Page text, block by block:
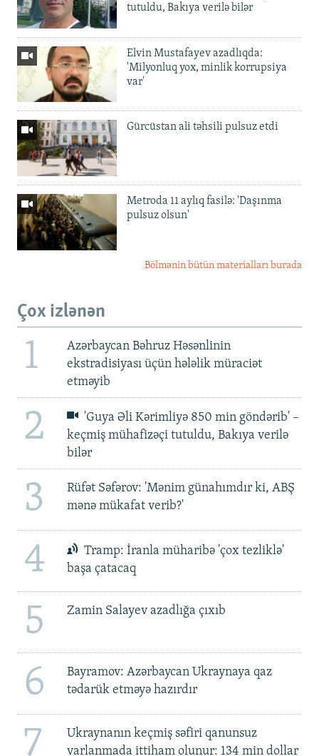
tutuldu, Bakıya verilə bilər
Elvin Mustafayev azadlıqda:
'Milyonluq yox, minlik korrupsiya
var'
Gürcüstan ali təhsili pulsuz etdi
Metroda 11 aylıq fasilə: 'Daşınma
pulsuz olsun'
Bölmənin bütün materialları burada
Çox izlənən
1
Azərbaycan Bəhruz Həsənlinin
ekstradisiyası üçün hələlik müraciət
etməyib
2
'Guya Əli Kərimliyə 850 min göndərib' –
keçmiş mühafizəçi tutuldu, Bakıya verilə
bilər
3
Rüfət Səfərov: 'Mənim günahımdır ki, ABŞ
mənə mükafat verib?'
4
Tramp: İranla müharibə 'çox tezliklə'
başa çatacaq
5 Zamin Salayev azadlığa çıxıb
6
Bayramov: Azərbaycan Ukraynaya qaz
tədarük etməyə hazırdır
7
Ukraynanın keçmiş səfiri qanunsuz
varlanmada ittiham olunur: 134 min dollar